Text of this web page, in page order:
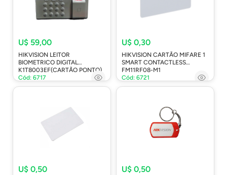
U$ 59,00
HIKVISION LEITOR
BIOMETRICO DIGITAL
K1T8003EF(CARTÃO PONTO)
Cód: 6717
U$ 0,30
HIKVISION CARTÃO MIFARE 1
SMART CONTACTLESS
FM11RF08-M1
Cód: 6721
U$ 0,50 U$ 0,50